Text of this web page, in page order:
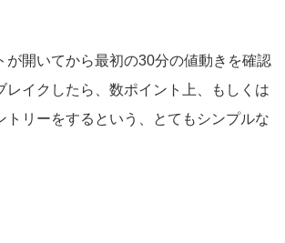
が開いてから最初の30分の値動きを確認
レイクしたら、数ポイント上、もしくは
トリーをするという、とてもシンプルな